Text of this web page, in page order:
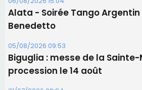
06/08/2026 15:57
Ucciani – Marché des
11 août
06/08/2026 15:25
Corte – L’association A
projection sous les étoiles